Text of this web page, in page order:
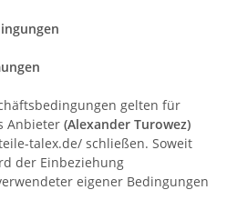
gelten für
Anbieter (Alexander Turowez)
talex.de/ schließen. Soweit
der Einbeziehung
eigener Bedingungen